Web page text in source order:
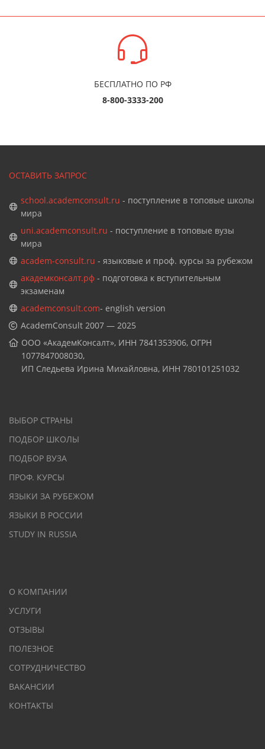
БЕСПЛАТНО ПО РФ
8-800-3333-200
ОСТАВИТЬ ЗАПРОС
school.academconsult.ru - поступление в топовые школы
мира
uni.academconsult.ru - поступление в топовые вузы
мира
academ-consult.ru - языковые и проф. курсы за рубежом
академконсалт.рф- подготовка к вступительным
экзаменам
academconsult.com- english version
AcademConsult 2007 — 2025
ООО «АкадемКонсалт», ИНН 7841353906, ОГРН
1077847008030,
ИП Следьева Ирина Михайловна, ИНН 780101251032
ВЫБОР СТРАНЫ
ПОДБОР ШКОЛЫ
ПОДБОР ВУЗА
ПРОФ. КУРСЫ
ЯЗЫКИ ЗА РУБЕЖОМ
ЯЗЫКИ В РОССИИ
STUDY IN RUSSIA
О КОМПАНИИ
УСЛУГИ
ОТЗЫВЫ
ПОЛЕЗНОЕ
СОТРУДНИЧЕСТВО
ВАКАНСИИ
КОНТАКТЫ